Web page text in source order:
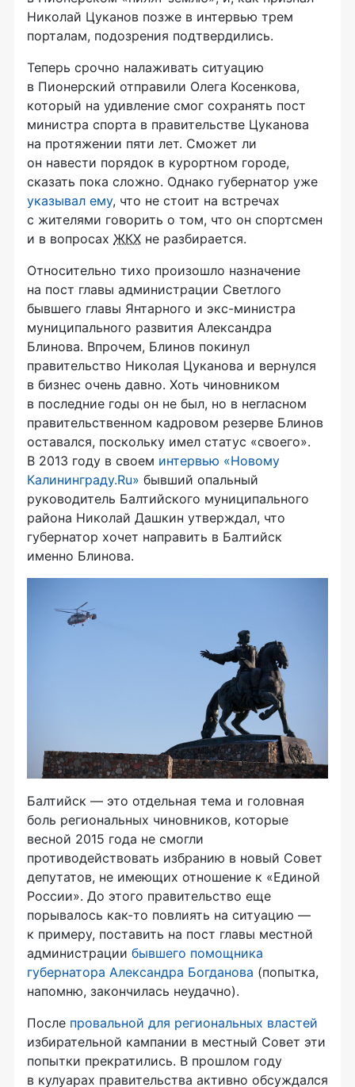
Николай Цуканов позже в интервью трем
порталам, подозрения подтвердились.
Теперь срочно налаживать ситуацию
в Пионерский отправили Олега Косенкова,
который на удивление смог сохранять пост
министра спорта в правительстве Цуканова
на протяжении пяти лет. Сможет ли
он навести порядок в курортном городе,
сказать пока сложно. Однако губернатор уже
указывал ему, что не стоит на встречах
с жителями говорить о том, что он спортсмен
и в вопросах ЖКХ не разбирается.
Относительно тихо произошло назначение
на пост главы администрации Светлого
бывшего главы Янтарного и экс-министра
муниципального развития Александра
Блинова. Впрочем, Блинов покинул
правительство Николая Цуканова и вернулся
в бизнес очень давно. Хоть чиновником
в последние годы он не был, но в негласном
правительственном кадровом резерве Блинов
оставался, поскольку имел статус «своего».
В 2013 году в своем интервью «Новому
Калининграду.Ru» бывший опальный
руководитель Балтийского муниципального
района Николай Дашкин утверждал, что
губернатор хочет направить в Балтийск
именно Блинова.
Балтийск — это отдельная тема и головная
боль региональных чиновников, которые
весной 2015 года не смогли
противодействовать избранию в новый Совет
депутатов, не имеющих отношение к «Единой
России». До этого правительство еще
порывалось как-то повлиять на ситуацию —
к примеру, поставить на пост главы местной
администрации бывшего помощника
губернатора Александра Богданова (попытка,
напомню, закончилась неудачно).
После провальной для региональных властей
избирательной кампании в местный Совет эти
попытки прекратились. В прошлом году
в кулуарах правительства активно обсуждался